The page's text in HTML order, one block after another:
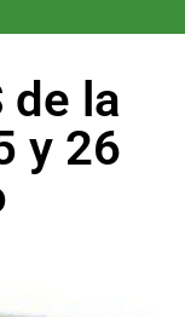
de la
y 26